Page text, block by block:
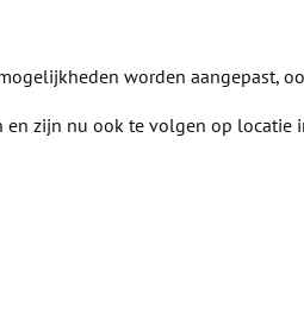
worden aangepast,
zijn nu ook te volgen op locatie